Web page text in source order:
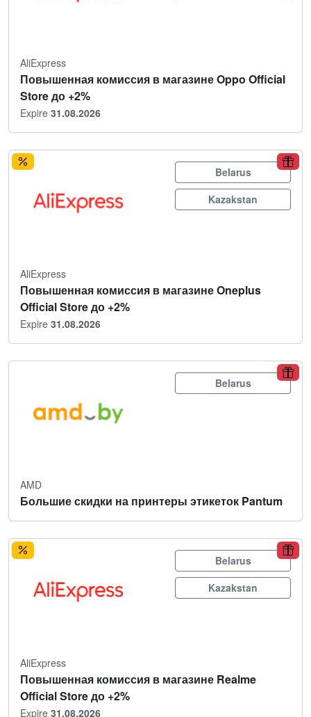
AliExpress
Повышенная комиссия в магазине Oppo Official
Store до +2%
Expire 31.08.2026
Belarus
Kazakstan
AliExpress
Повышенная комиссия в магазине Oneplus
Official Store до +2%
Expire 31.08.2026
Belarus
AMD
Большие скидки на принтеры этикеток Pantum
Belarus
Kazakstan
AliExpress
Повышенная комиссия в магазине Realme
Official Store до +2%
Expire 31.08.2026